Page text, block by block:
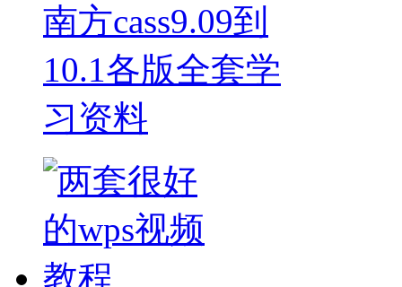
南方cass9.09到
10.1各版全套学
习资料